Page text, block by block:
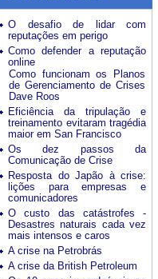
O desafio de lidar com
reputações em perigo
Como defender a reputação
online
Como funcionam os Planos
de Gerenciamento de Crises
Dave Roos
Eficiência da tripulação e
treinamento evitaram tragédia
maior em San Francisco
Os dez passos da
Comunicação de Crise
Resposta do Japão à crise:
lições para empresas e
comunicadores
O custo das catástrofes -
Desastres naturais cada vez
mais intensos e caros
A crise na Petrobrás
A crise da British Petroleum